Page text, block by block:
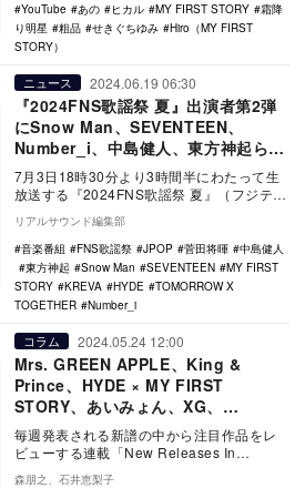
YouTube
あの ヒカル MY FIRST STORY
霜降
り明星
粗品 せきぐちゆみ
Hiro（MY FIRST
STORY）
ニュース 2024.06.19 06:30
『2024FNS歌謡祭 夏』出演者第2弾
にSnow Man、SEVENTEEN、
Number_i、中島健人、東方神起ら9
組
7月3日18時30分より3時間半にわたって生
放送する『2024FNS歌謡祭 夏』（フジテレ
ビ系）の出演アーティスト第2弾が発表さ…
リアルサウンド編集部
音楽番組
FNS歌謡祭 JPOP 菅田将暉
中島健人
東方神起
Snow Man SEVENTEEN
MY FIRST
STORY
KREVA HYDE
TOMORROW X
TOGETHER
Number_i
コラム 2024.05.24 12:00
Mrs. GREEN APPLE、King &
Prince、HYDE × MY FIRST
STORY、あいみょん、XG、
WurtS……注目新譜6作をレビュー
毎週発表される新譜の中から注目作品をレ
ビューする連載「New Releases In
Focus」。今回はMrs. GREEN …
森朋之、石井恵梨子